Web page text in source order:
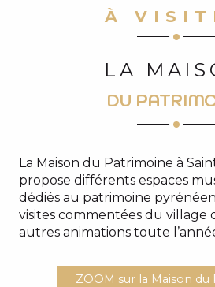
À
LA
DU
La Maison du Patrimoine à
propose différents espaces
dédiés au patrimoine
visites commentées du village
autres animations toute
ZOOM sur la Maison